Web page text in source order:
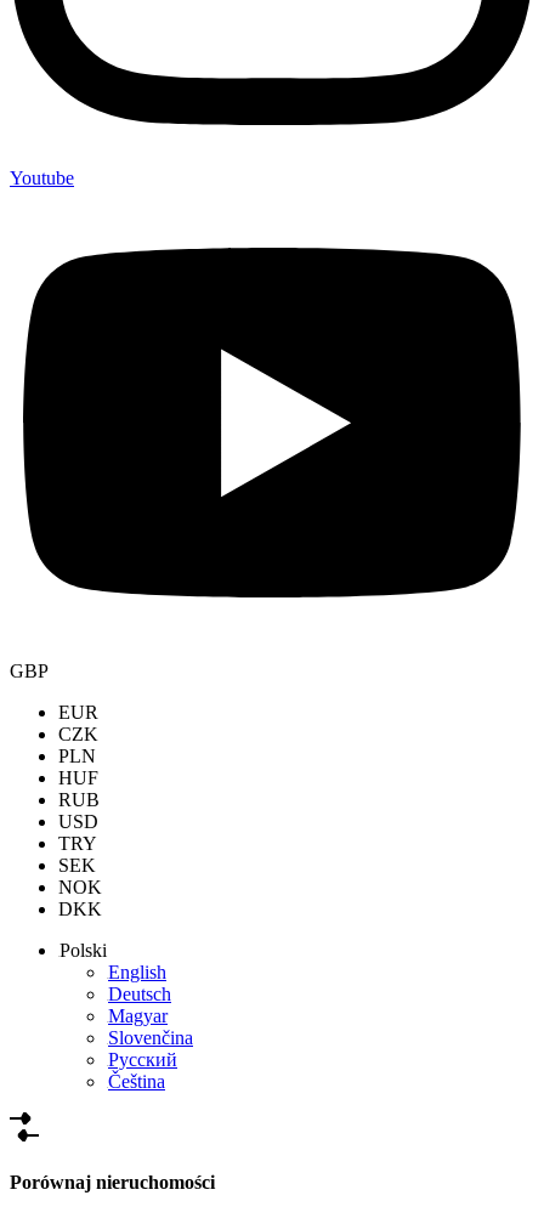
Youtube
GBP
EUR
CZK
PLN
HUF
RUB
USD
TRY
SEK
NOK
DKK
Polski
English
Deutsch
Magyar
Slovenčina
Русский
Čeština
Porównaj nieruchomości